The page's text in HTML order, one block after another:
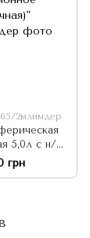
2млимдер
5,0л с н/ж
грн